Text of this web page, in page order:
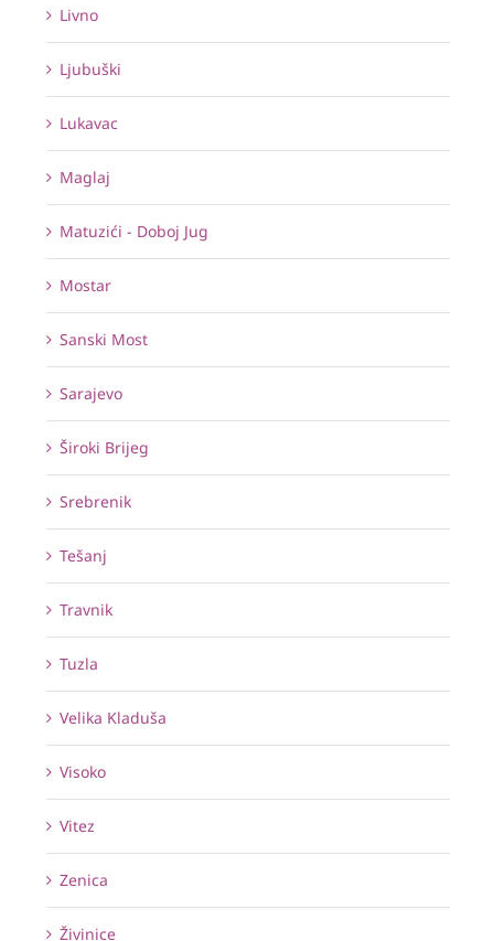
Livno
Ljubuški
Lukavac
Maglaj
Matuzići - Doboj Jug
Mostar
Sanski Most
Sarajevo
Široki Brijeg
Srebrenik
Tešanj
Travnik
Tuzla
Velika Kladuša
Visoko
Vitez
Zenica
Živinice